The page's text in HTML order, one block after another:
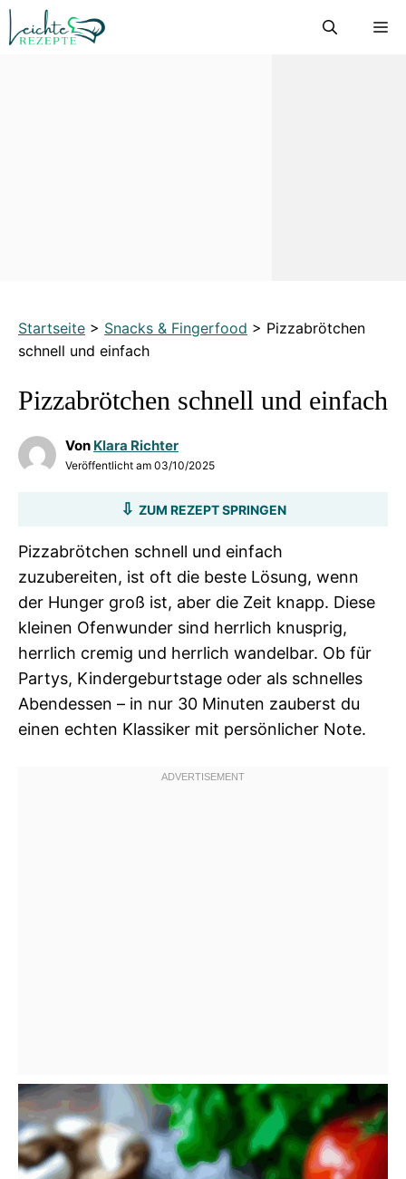
Zum
Inhalt
Startseite > Snacks & Fingerfood > Pizzabrötchen
schnell und einfach
Pizzabrötchen schnell und einfach
Von Klara Richter
Veröffentlicht am 03/10/2025
ZUM REZEPT SPRINGEN
Pizzabrötchen schnell und einfach
zuzubereiten, ist oft die beste Lösung, wenn
der Hunger groß ist, aber die Zeit knapp. Diese
kleinen Ofenwunder sind herrlich knusprig,
herrlich cremig und herrlich wandelbar. Ob für
Partys, Kindergeburtstage oder als schnelles
Abendessen – in nur 30 Minuten zauberst du
einen echten Klassiker mit persönlicher Note.